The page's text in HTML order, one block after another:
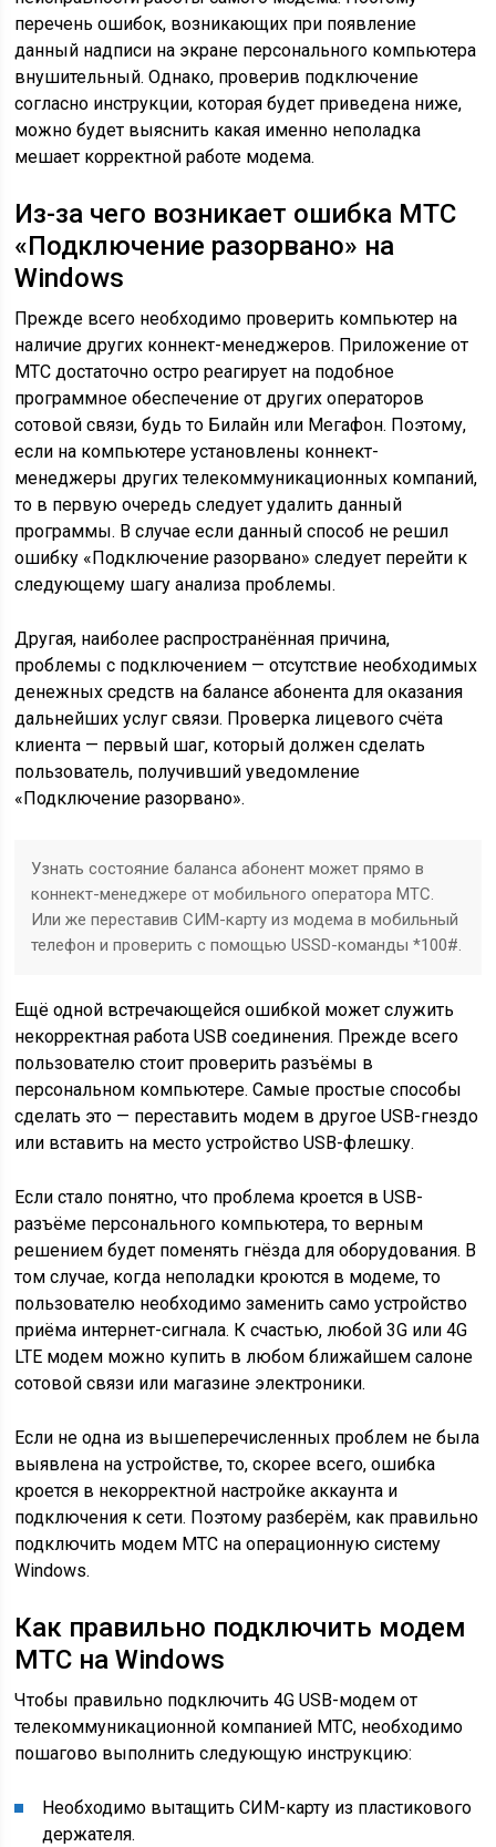
перечень ошибок, возникающих при появление
данный надписи на экране персонального компьютера
внушительный. Однако, проверив подключение
согласно инструкции, которая будет приведена ниже,
можно будет выяснить какая именно неполадка
мешает корректной работе модема.
Из-за чего возникает ошибка МТС
«Подключение разорвано» на
Windows
Прежде всего необходимо проверить компьютер на
наличие других коннект-менеджеров. Приложение от
МТС достаточно остро реагирует на подобное
программное обеспечение от других операторов
сотовой связи, будь то Билайн или Мегафон. Поэтому,
если на компьютере установлены коннект-
менеджеры других телекоммуникационных компаний,
то в первую очередь следует удалить данный
программы. В случае если данный способ не решил
ошибку «Подключение разорвано» следует перейти к
следующему шагу анализа проблемы.
Другая, наиболее распространённая причина,
проблемы с подключением — отсутствие необходимых
денежных средств на балансе абонента для оказания
дальнейших услуг связи. Проверка лицевого счёта
клиента — первый шаг, который должен сделать
пользователь, получивший уведомление
«Подключение разорвано».
Узнать состояние баланса абонент может прямо в
коннект-менеджере от мобильного оператора МТС.
Или же переставив СИМ-карту из модема в мобильный
телефон и проверить с помощью USSD-команды *100#.
Ещё одной встречающейся ошибкой может служить
некорректная работа USB соединения. Прежде всего
пользователю стоит проверить разъёмы в
персональном компьютере. Самые простые способы
сделать это — переставить модем в другое USB-гнездо
или вставить на место устройство USB-флешку.
Если стало понятно, что проблема кроется в USB-
разъёме персонального компьютера, то верным
решением будет поменять гнёзда для оборудования. В
том случае, когда неполадки кроются в модеме, то
пользователю необходимо заменить само устройство
приёма интернет-сигнала. К счастью, любой 3G или 4G
LTE модем можно купить в любом ближайшем салоне
сотовой связи или магазине электроники.
Если не одна из вышеперечисленных проблем не была
выявлена на устройстве, то, скорее всего, ошибка
кроется в некорректной настройке аккаунта и
подключения к сети. Поэтому разберём, как правильно
подключить модем МТС на операционную систему
Windows.
Как правильно подключить модем
МТС на Windows
Чтобы правильно подключить 4G USB-модем от
телекоммуникационной компанией МТС, необходимо
пошагово выполнить следующую инструкцию:
Необходимо вытащить СИМ-карту из пластикового
держателя.